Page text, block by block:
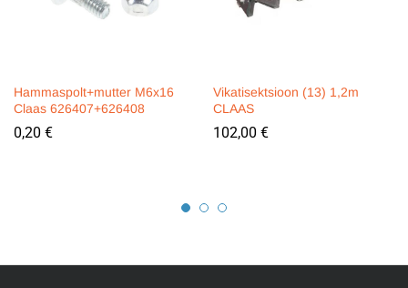
Hammaspolt+mutter M6x16
Claas 626407+626408
0,20 €
Vikatisektsioon (13) 1,2m
CLAAS
102,00 €